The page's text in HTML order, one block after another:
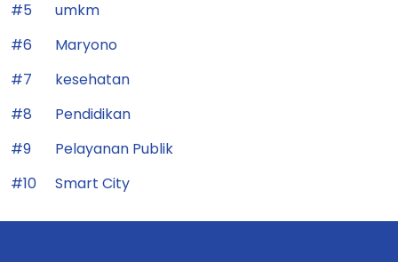
#5
umkm
#6
Maryono
#7
kesehatan
#8
Pendidikan
#9
Pelayanan Publik
#10
Smart City